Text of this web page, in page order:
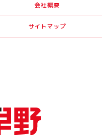
会社概要
サイトマップ